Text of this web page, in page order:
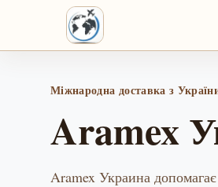
Міжнародна доставка з
Aramex
Aramex Украина